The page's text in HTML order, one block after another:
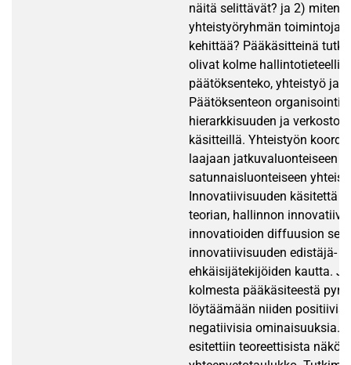
näitä selittävät? ja 2) miten
yhteistyöryhmän toimintoja
kehittää? Pääkäsitteinä
olivat kolme
päätöksenteko, yhteistyö ja
Päätöksenteon
hierarkkisuuden ja
käsitteillä. Yhteistyön
laajaan jatkuvaluonteiseen
satunnaisluonteiseen
Innovatiivisuuden käsitettä
teorian, hallinnon
innovatioiden diffuusion
innovatiivisuuden edistäjä- ja
ehkäisijätekijöiden kautta.
kolmesta pääkäsiteestä
löytäämään niiden
negatiivisia ominaisuuksia.
esitettiin teoreettisista